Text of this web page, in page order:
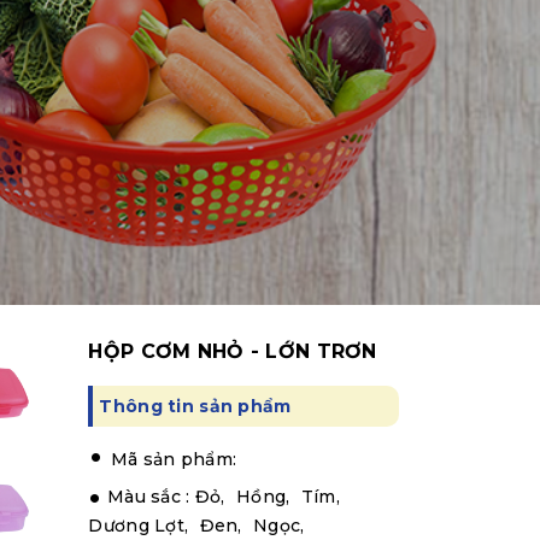
HỘP CƠM NHỎ - LỚN TRƠN
Thông tin sản phẩm
Mã sản phẩm:
. Màu sắc : Đỏ, Hồng,
Tím,
Dương Lợt,
Đen, Ngọc,